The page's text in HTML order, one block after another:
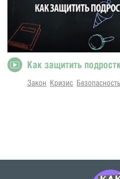
Как защитить
Закон Кризис Безопасность